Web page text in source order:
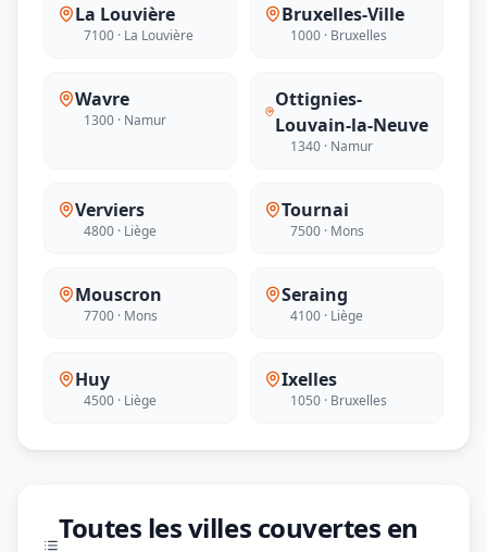
La Louvière
7100 · La Louvière
Bruxelles-Ville
1000 · Bruxelles
Wavre
1300 · Namur
Ottignies-
Louvain-la-Neuve
1340 · Namur
Verviers
4800 · Liège
Tournai
7500 · Mons
Mouscron
7700 · Mons
Seraing
4100 · Liège
Huy
4500 · Liège
Ixelles
1050 · Bruxelles
Toutes les villes couvertes en